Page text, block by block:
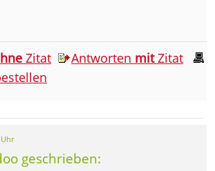
Zitat Antworten mitZitat
geschrieben: